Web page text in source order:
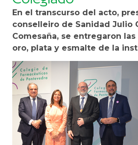
En el transcurso del acto,
conselleiro de Sanidad Julio
Comesaña, se entregaron
oro, plata y esmalte de la